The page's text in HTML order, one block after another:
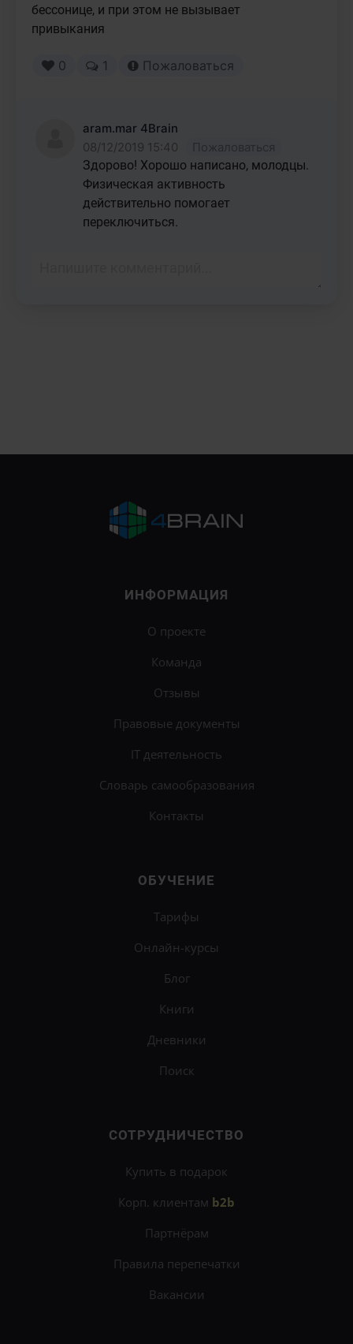
бессонице, и при этом не вызывает
привыкания
0 1 Пожаловаться
aram.mar 4Brain
08/12/2019 15:40
Пожаловаться
Здорово! Хорошо написано, молодцы.
Физическая активность
действительно помогает
переключиться.
ИНФОРМАЦИЯ
О проекте
Команда
Отзывы
Правовые документы
IT деятельность
Словарь самообразования
Контакты
ОБУЧЕНИЕ
Тарифы
Онлайн-курсы
Блог
Книги
Дневники
Поиск
СОТРУДНИЧЕСТВО
Купить в подарок
Корп. клиентам b2b
Партнёрам
Правила перепечатки
Вакансии